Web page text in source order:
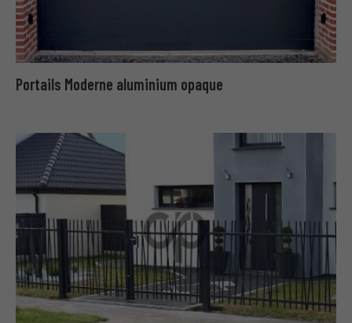
Portails Moderne aluminium opaque